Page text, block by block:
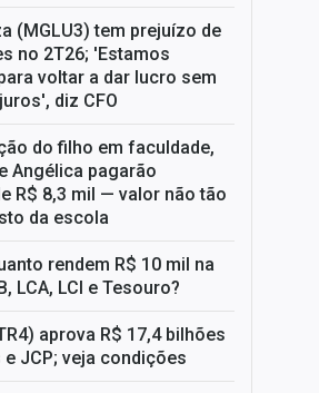
(MGLU3) tem prejuízo de
no 2T26; 'Estamos
voltar a dar lucro sem
diz CFO
do filho em faculdade,
Angélica pagarão
R$ 8,3 mil — valor não tão
da escola
rendem R$ 10 mil na
LCA, LCI e Tesouro?
aprova R$ 17,4 bilhões
JCP; veja condições